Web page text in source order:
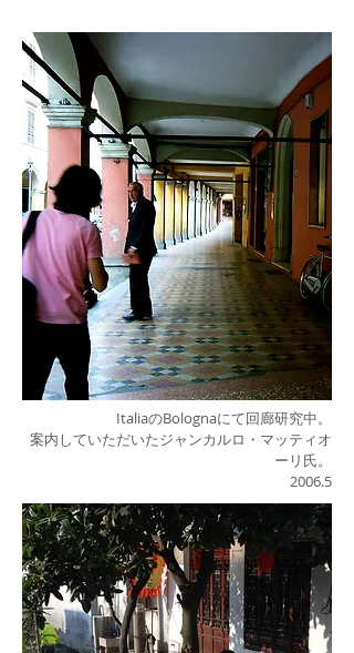
ItaliaのBolognaにて回廊研究中。
案内していただいたジャンカルロ・マッティオ
ーリ氏。
2006.5